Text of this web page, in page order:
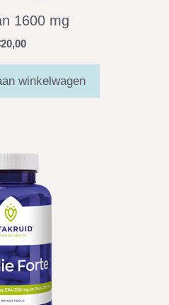
1600 mg
20,00
winkelwagen